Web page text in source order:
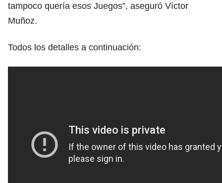
tampoco quería esos Juegos”, aseguró Víctor
Muñoz.
Todos los detalles a continuación: